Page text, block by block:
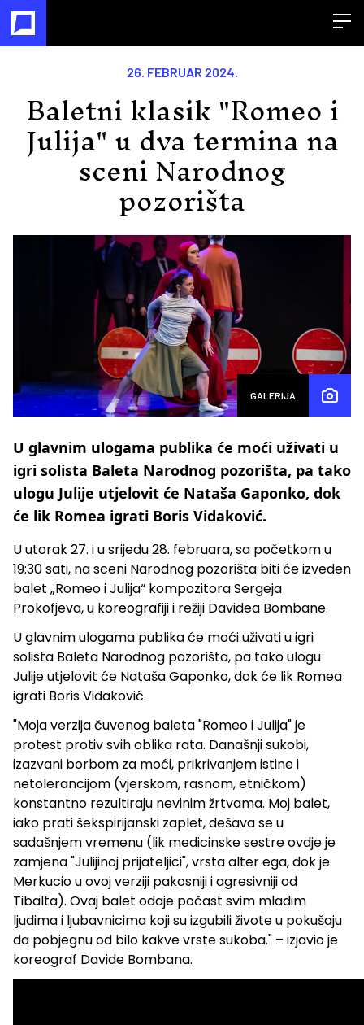
26. FEBRUAR 2024.
Baletni klasik "Romeo i
Julija" u dva termina na
sceni Narodnog
pozorišta
GALERIJA
U glavnim ulogama publika će moći uživati u
igri solista Baleta Narodnog pozorišta, pa tako
ulogu Julije utjelovit će Nataša Gaponko, dok
će lik Romea igrati Boris Vidaković.
U utorak 27. i u srijedu 28. februara, sa početkom u
19:30 sati, na sceni Narodnog pozorišta biti će izveden
balet „Romeo i Julija“ kompozitora Sergeja
Prokofjeva, u koreografiji i režiji Davidea Bombane.
U glavnim ulogama publika će moći uživati u igri
solista Baleta Narodnog pozorišta, pa tako ulogu
Julije utjelovit će Nataša Gaponko, dok će lik Romea
igrati Boris Vidaković.
"Moja verzija čuvenog baleta "Romeo i Julija" je
protest protiv svih oblika rata. Današnji sukobi,
izazvani borbom za moći, prikrivanjem istine i
netolerancijom (vjerskom, rasnom, etničkom)
konstantno rezultiraju nevinim žrtvama. Moj balet,
iako prati šekspirijanski zaplet, dešava se u
sadašnjem vremenu (lik medicinske sestre ovdje je
zamjena "Julijinoj prijateljici", vrsta alter ega, dok je
Merkucio u ovoj verziji pakosniji i agresivniji od
Tibalta). Ovaj balet odaje počast svim mladim
ljudima i ljubavnicima koji su izgubili živote u pokušaju
da pobjegnu od bilo kakve vrste sukoba." – izjavio je
koreograf Davide Bombana.